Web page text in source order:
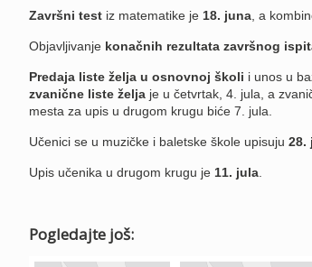
Završni testiz matematike je 18. juna, a
Objavljivanjekonačnih rezultata završnog
Predaja liste želja u osnovnoj školi i unos u
zvanične liste željaje u četvrtak, 4. jula, a
mesta za upis u drugom krugu biće 7. jula.
Učenici se u muzičke i baletske škole upisuju 28.
Upis učenika u drugom krugu je 11. jula.
Pogledajte još: